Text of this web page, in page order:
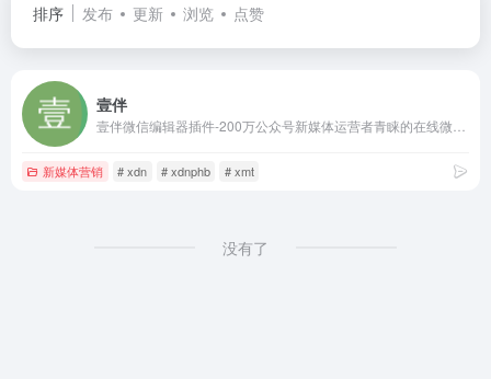
排序 发布 更新 浏览 点赞
壹伴
新媒体营销 # xdn # xdnphb # xmt
没有了